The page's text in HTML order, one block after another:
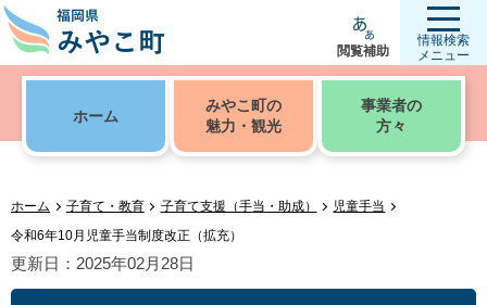
閲覧補助
情報検索
メニュー
ホーム
みやこ町の
魅力・観光
事業者の
方々
ホーム 子育て・教育 子育て支援（手当・助成）
児童手当
令和6年10月児童手当制度改正（拡充）
更新日：2025年02月28日